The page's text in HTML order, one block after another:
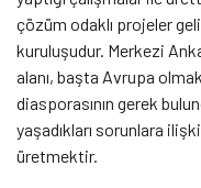
çözüm odaklı projeler
kuruluşudur. Merkezi
alanı, başta Avrupa
diasporasının gerek
yaşadıkları sorunlara
üretmektir.